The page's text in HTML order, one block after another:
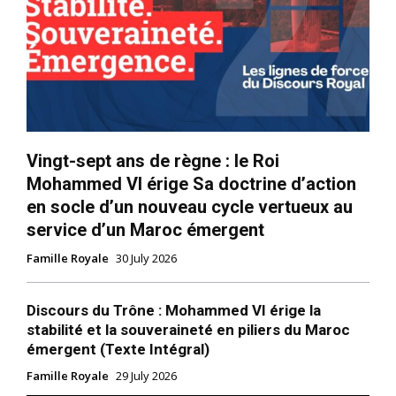
S'ABONNER MAINTENANT
Insight Publications
À propos
Nous contacter
Vingt-sept ans de règne : le Roi
Mohammed VI érige Sa doctrine d’action
en socle d’un nouveau cycle vertueux au
service d’un Maroc émergent
Famille Royale 30 July 2026
Discours du Trône : Mohammed VI érige la
stabilité et la souveraineté en piliers du Maroc
émergent (Texte Intégral)
Famille Royale 29 July 2026